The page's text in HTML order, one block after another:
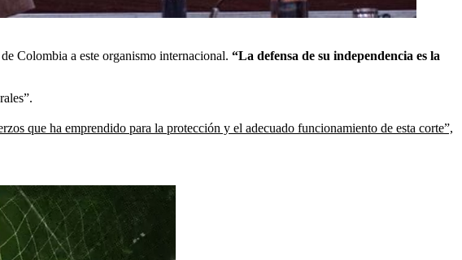
Colombia a este organismo internacional. “La defensa de su independencia es la
que ha emprendido para la protección y el adecuado funcionamiento de esta corte”,